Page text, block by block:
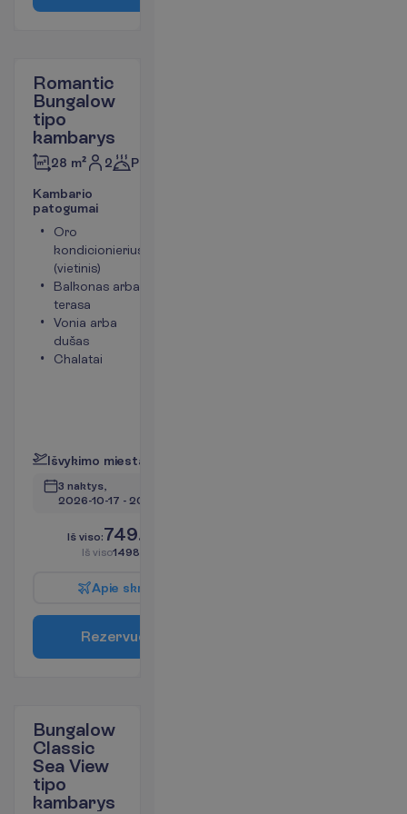
Romantic
Bungalow
tipo
kambarys
28 m² 2 Pusryčiai
Kambario
patogumai
Oro
kondicionierius
(vietinis)
Balkonas arba
terasa
Vonia arba
dušas
Chalatai
Išvykimo miesta
3 naktys,
2026-10-17 - 2026-10-20
Iš viso:749.00
Iš viso1498.00
Apie skr
Rezervuo
Bungalow
Classic
Sea View
tipo
kambarys